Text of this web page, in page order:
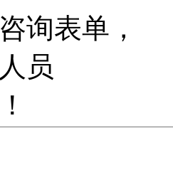
询表单，
员